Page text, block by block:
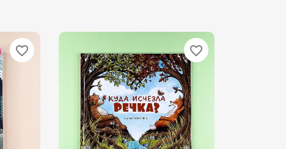
favorite_border favorite_border